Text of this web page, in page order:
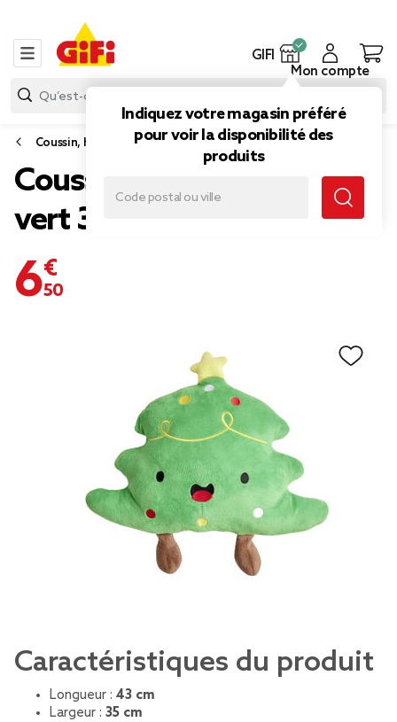
GIFI
Indiquez votre magasin préféré
pour voir la disponibilité des
produits
Mon compte
Coussin, housse de coussin et rembourrage
Coussin Noël forme sapin
vert 35x43cm
6,50 €
Caractéristiques du produit
Longueur : 43 cm
Largeur : 35 cm